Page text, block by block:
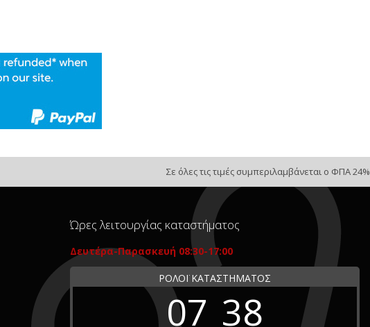
Σε όλες τις τιμές συμπεριλαμβάνεται ο ΦΠΑ 24%
Ώρες λειτουργίας καταστήματος
Δευτέρα-Παρασκευή 08:30-17:00
ΡΟΛΟΪ ΚΑΤΑΣΤΗΜΑΤΟΣ
07 38